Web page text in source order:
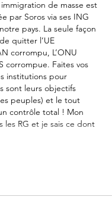
de masse est
par Soros via ses ING
pays. La seule façon
quitter l’UE
corrompu, L’ONU
corrompue. Faites vos
institutions pour
sont leurs objectifs
peuples) et le tout
contrôle total ! Mon
les RG et je sais ce dont